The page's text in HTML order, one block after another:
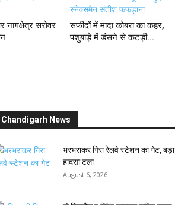
नागक्षेत्र सरोवर
सफीदों में मादा कोबरा का कहर,
पशुबाड़े में डंसने से कटड़ी...
Chandigarh News
भरभराकर गिरा रेलवे स्टेशन का गेट, बड़ा
हादसा टला
August 6, 2026